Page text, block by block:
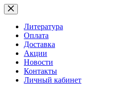
Перейти
к
сути
Литература
Оплата
Доставка
Акции
Новости
Контакты
Личный кабинет